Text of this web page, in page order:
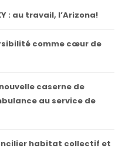
: au travail, l’Arizona!
comme cœur de
caserne de
au service de
habitat collectif et